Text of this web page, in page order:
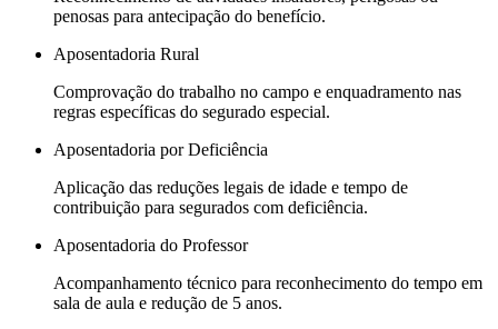
penosas para antecipação do benefício.
Aposentadoria Rural
Comprovação do trabalho no campo e enquadramento nas
regras específicas do segurado especial.
Aposentadoria por Deficiência
Aplicação das reduções legais de idade e tempo de
contribuição para segurados com deficiência.
Aposentadoria do Professor
Acompanhamento técnico para reconhecimento do tempo em
sala de aula e redução de 5 anos.